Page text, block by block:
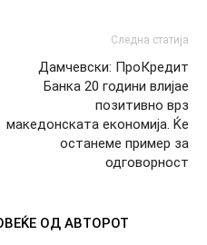
Следна статија
Дамчевски: ПроКредит
Банка 20 години влијае
позитивно врз
македонската економија. Ќе
останеме пример за
одговорност
ОД АВТОРОТ